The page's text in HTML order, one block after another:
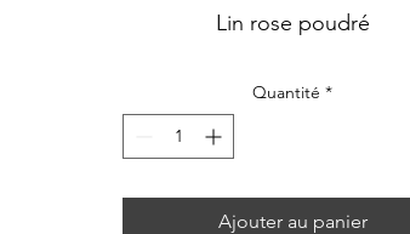
Lin rose poudré
Quantité *
Ajouter au panier